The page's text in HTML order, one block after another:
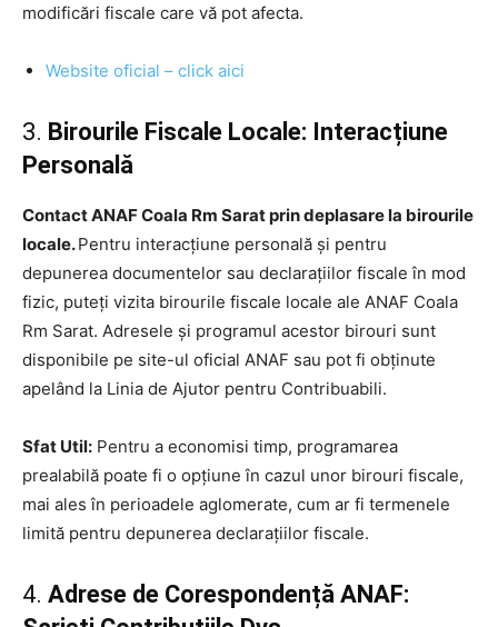
modificări fiscale care vă pot afecta.
Website oficial – click aici
3. Birourile Fiscale Locale: Interacțiune
Personală
Contact ANAF Coala Rm Sarat prin deplasare la birourile
locale.Pentru interacțiune personală și pentru
depunerea documentelor sau declarațiilor fiscale în mod
fizic, puteți vizita birourile fiscale locale ale ANAF Coala
Rm Sarat. Adresele și programul acestor birouri sunt
disponibile pe site-ul oficial ANAF sau pot fi obținute
apelând la Linia de Ajutor pentru Contribuabili.
Sfat Util: Pentru a economisi timp, programarea
prealabilă poate fi o opțiune în cazul unor birouri fiscale,
mai ales în perioadele aglomerate, cum ar fi termenele
limită pentru depunerea declarațiilor fiscale.
4. Adrese de Corespondență ANAF: